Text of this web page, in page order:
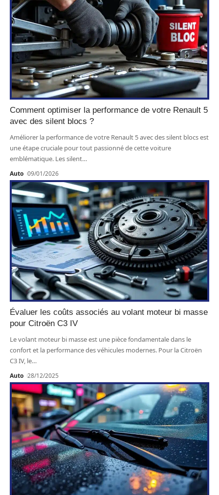
Comment optimiser la performance de votre Renault 5
avec des silent blocs ?
Améliorer la performance de votre Renault 5 avec des silent blocs est
une étape cruciale pour tout passionné de cette voiture
emblématique. Les silent…
Auto 09/01/2026
Évaluer les coûts associés au volant moteur bi masse
pour Citroën C3 IV
Le volant moteur bi masse est une pièce fondamentale dans le
confort et la performance des véhicules modernes. Pour la Citroën
C3 IV, le…
Auto 28/12/2025